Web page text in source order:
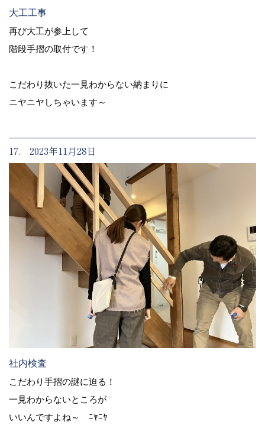
大工工事
再び大工が参上して
階段手摺の取付です！
こだわり抜いた一見わからない納まりに
ニヤニヤしちゃいます～
17. 2023年11月28日
社内検査
こだわり手摺の謎に迫る！
一見わからないところが
いいんですよね～ ﾆﾔﾆﾔ